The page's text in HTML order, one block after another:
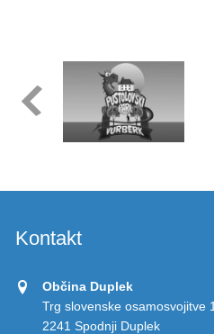
Kontakt
Občina Duplek
Trg slovenske osamosvojitve 1
2241 Spodnji Duplek